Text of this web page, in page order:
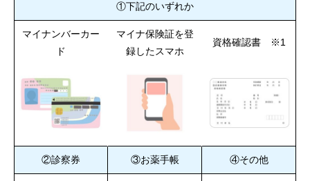
①下記のいずれか
マイナンバーカー
ド
マイナ保険証を登
録したスマホ
資格確認書 ※1
②診察券 ③お薬手帳 ④その他
部署紹介
アクセス
求人情報